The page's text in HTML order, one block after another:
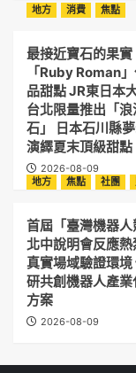
地方
消費 焦點
最接近寶石的果實
「Ruby Roman
品甜點 JR東日本
台北限量推出「
石」 日本石川縣
演繹夏末頂級甜點
2026-08-09
地方 焦點 社團
首屆「臺灣機器人
北中說明會反應熱
真實場域驗證環境
研共創機器人產業
方案
2026-08-09